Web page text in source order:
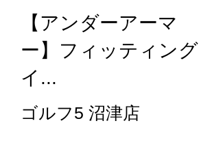
【アンダーアーマ
ー】フィッティング
イ...
ゴルフ5 沼津店